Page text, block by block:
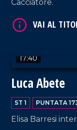
Cacciatore.
17:40
Luca Abete
ST 1 PUNTATA
Elisa Barresi
VAI AL TITOLO
VAI AL TITOLO